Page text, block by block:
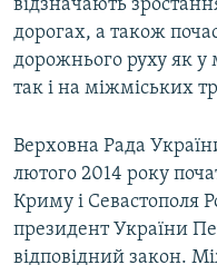
відзначають
дорогах, а також
дорожнього руху як у
так і на міжміських
Верховна Рада
лютого 2014 року
Криму і Севастополя
президент України
відповідний закон.